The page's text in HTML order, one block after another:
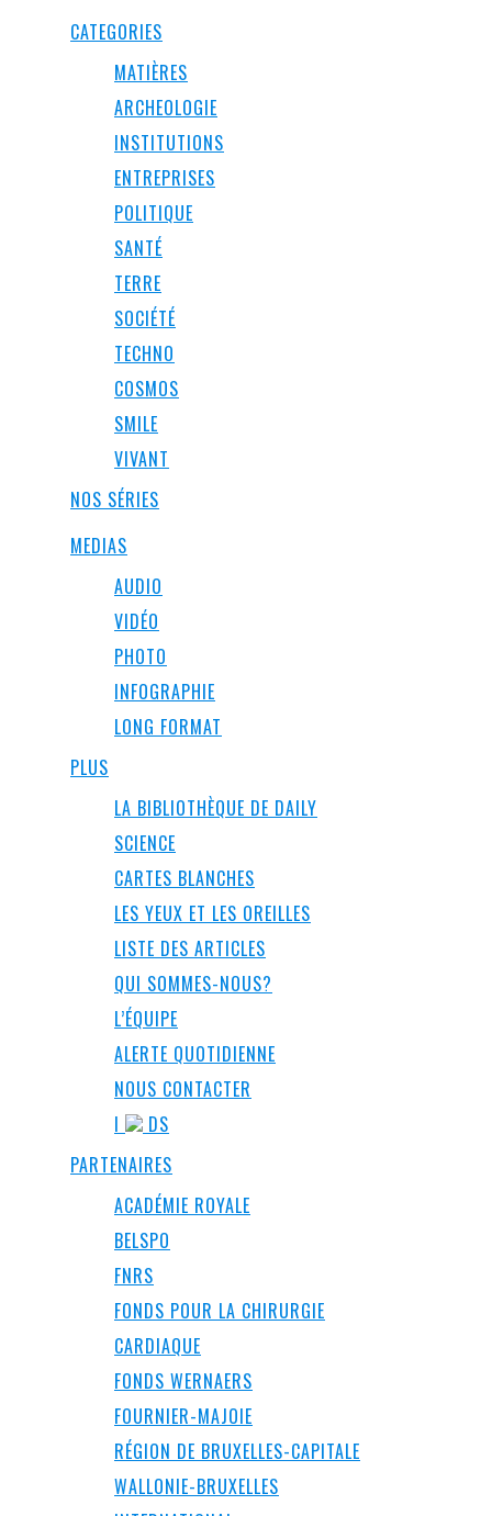
CATEGORIES
MATIÈRES
ARCHEOLOGIE
INSTITUTIONS
ENTREPRISES
POLITIQUE
SANTÉ
TERRE
SOCIÉTÉ
TECHNO
COSMOS
SMILE
VIVANT
NOS SÉRIES
MEDIAS
AUDIO
VIDÉO
PHOTO
INFOGRAPHIE
LONG FORMAT
PLUS
LA BIBLIOTHÈQUE DE DAILY
SCIENCE
CARTES BLANCHES
LES YEUX ET LES OREILLES
LISTE DES ARTICLES
QUI SOMMES-NOUS?
L’ÉQUIPE
ALERTE QUOTIDIENNE
NOUS CONTACTER
I
DS
PARTENAIRES
ACADÉMIE ROYALE
BELSPO
FNRS
FONDS POUR LA CHIRURGIE
CARDIAQUE
FONDS WERNAERS
FOURNIER-MAJOIE
RÉGION DE BRUXELLES-CAPITALE
WALLONIE-BRUXELLES